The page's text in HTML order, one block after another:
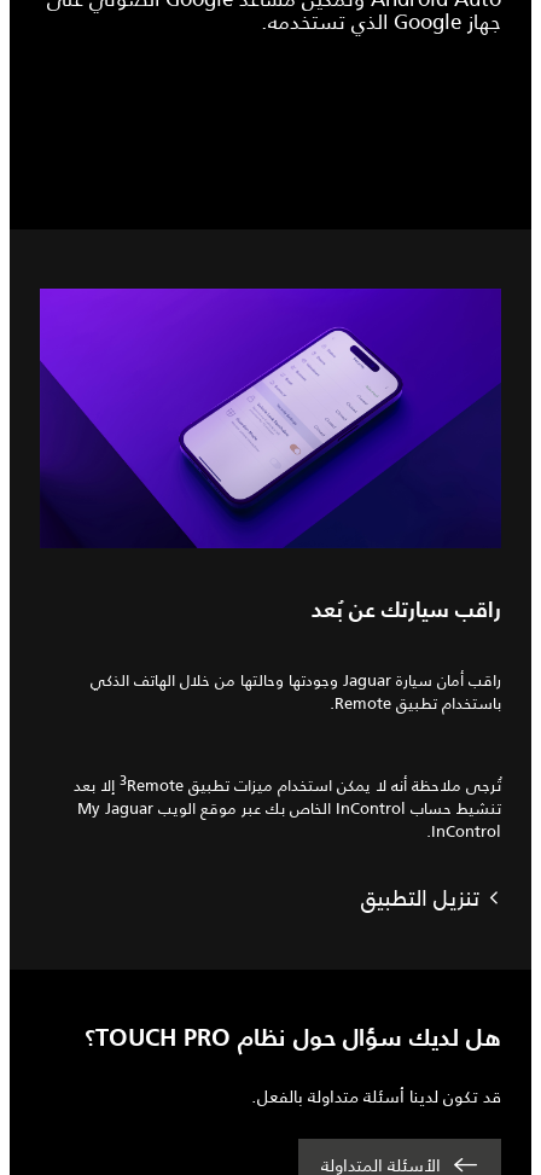
جهاز Google الذي تستخدمه.
راقب سيارتك عن بُعد
راقب أمان سيارة Jaguar وجودتها وحالتها من خلال الهاتف الذكي
باستخدام تطبيق Remote.
تُرجى ملاحظة أنه لا يمكن استخدام ميزات تطبيق Remote‏ 3 إلا بعد
تنشيط حساب InControl الخاص بك عبر موقع الويب My Jaguar
InControl.
تنزيل التطبيق
هل لديك سؤال حول نظام TOUCH PRO؟
قد تكون لدينا أسئلة متداولة بالفعل.
الأسئلة المتداولة